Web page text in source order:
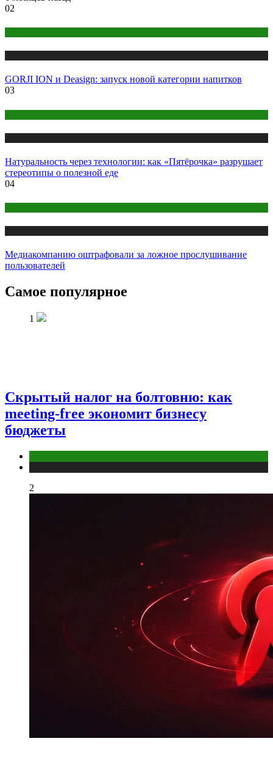
02
GORJI ION и Deasign: запуск новой категории напитков
03
Натуральность через технологии: как «Пятёрочка» разрушает
стереотипы о полезной еде
04
Медиакомпанию оштрафовали за ложное прослушивание
пользователей
Самое популярное
1
Скрытый налог на болтовню: как
meeting-free экономит бизнесу
бюджеты
2